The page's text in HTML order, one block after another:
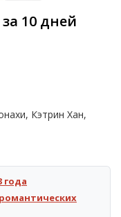
10 дней
Кэтрин Хан,
года